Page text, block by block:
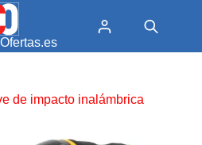
de impacto inalámbrica